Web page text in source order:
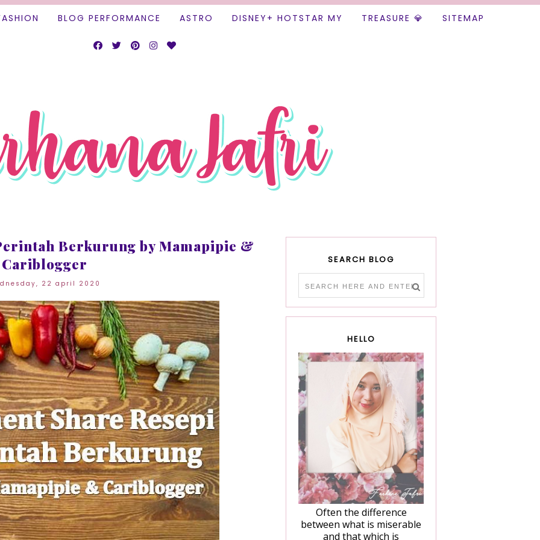
BLOG PERFORMANCE ASTRO DISNEY+ HOTSTAR MY TREASURE 💎 SITEMAP
Berkurung by Mamapipie &
Cariblogger
22 april 2020
SEARCH BLOG
HELLO
Often the difference
between what is miserable
and that which is